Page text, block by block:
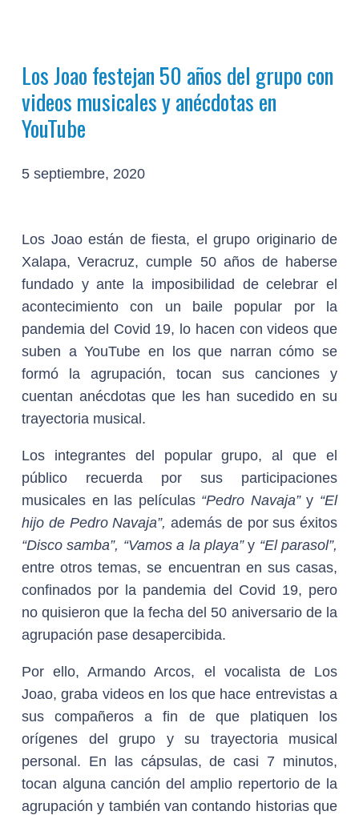
Los Joao festejan 50 años del grupo con
videos musicales y anécdotas en
YouTube
5 septiembre, 2020
Los Joao están de fiesta, el grupo originario de
Xalapa, Veracruz, cumple 50 años de haberse
fundado y ante la imposibilidad de celebrar el
acontecimiento con un baile popular por la
pandemia del Covid 19, lo hacen con videos que
suben a YouTube en los que narran cómo se
formó la agrupación, tocan sus canciones y
cuentan anécdotas que les han sucedido en su
trayectoria musical.
Los integrantes del popular grupo, al que el
público recuerda por sus participaciones
musicales en las películas “Pedro Navaja”y “El
hijo de Pedro Navaja”, además de por sus éxitos
“Disco samba”, “Vamos a la playa”y “El parasol”,
entre otros temas, se encuentran en sus casas,
confinados por la pandemia del Covid 19, pero
no quisieron que la fecha del 50 aniversario de la
agrupación pase desapercibida.
Por ello, Armando Arcos, el vocalista de Los
Joao, graba videos en los que hace entrevistas a
sus compañeros a fin de que platiquen los
orígenes del grupo y su trayectoria musical
personal. En las cápsulas, de casi 7 minutos,
tocan alguna canción del amplio repertorio de la
agrupación y también van contando historias que